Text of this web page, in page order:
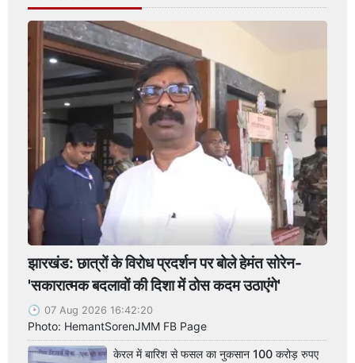
झारखंड: छात्रों के विरोध प्रदर्शन पर बोले हेमंत सोरेन-
'सकारात्मक बदलावों की दिशा में ठोस कदम उठाएंगे'
07 Aug 2026 16:42:20
Photo: HemantSorenJMM FB Page
केरल में बारिश से फसल का नुकसान 100 करोड़ रुपए